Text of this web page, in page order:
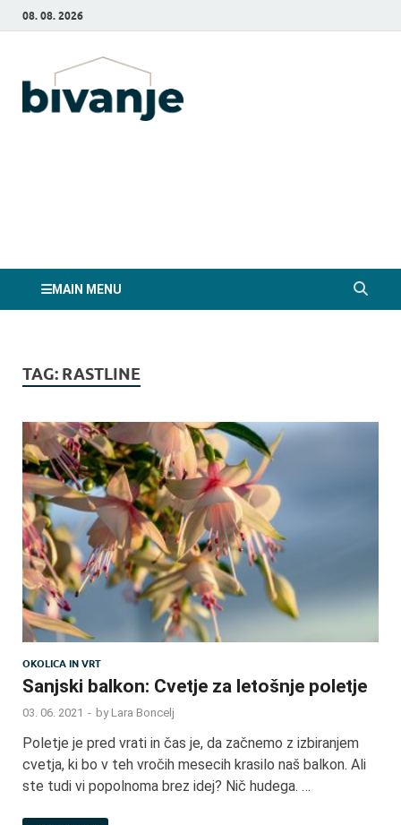
08. 08. 2026
MAIN MENU
TAG: RASTLINE
OKOLICA IN VRT
Sanjski balkon: Cvetje za letošnje poletje
03. 06. 2021 - by Lara Boncelj
Poletje je pred vrati in čas je, da začnemo z izbiranjem
cvetja, ki bo v teh vročih mesecih krasilo naš balkon. Ali
ste tudi vi popolnoma brez idej? Nič hudega. …